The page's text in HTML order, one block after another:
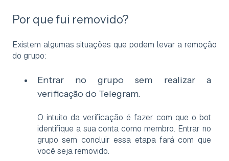
Por que fui removido?
Existem algumas situações que podem levar a remoção
do grupo:
Entrar no grupo sem realizar a
verificação do Telegram.
O intuito da verificação é fazer com que o bot
identifique a sua conta como membro. Entrar no
grupo sem concluir essa etapa fará com que
você seja removido.